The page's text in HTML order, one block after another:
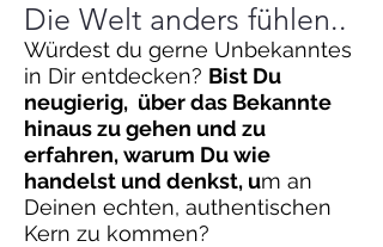
Die Welt anders fühlen..
Würdest du gerne Unbekanntes
in Dir entdecken? Bist Du
neugierig, über das Bekannte
hinaus zu gehen und zu
erfahren, warum Du wie
handelst und denkst, um an
Deinen echten, authentischen
Kern zu kommen?